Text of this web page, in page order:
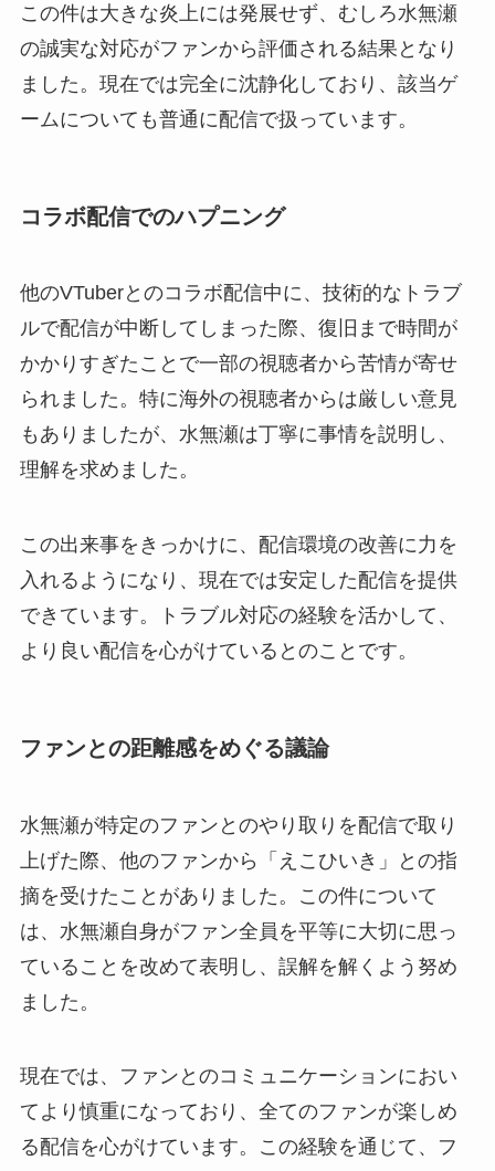
この件は大きな炎上には発展せず、むしろ水無瀬
の誠実な対応がファンから評価される結果となり
ました。現在では完全に沈静化しており、該当ゲ
ームについても普通に配信で扱っています。
コラボ配信でのハプニング
他のVTuberとのコラボ配信中に、技術的なトラブ
ルで配信が中断してしまった際、復旧まで時間が
かかりすぎたことで一部の視聴者から苦情が寄せ
られました。特に海外の視聴者からは厳しい意見
もありましたが、水無瀬は丁寧に事情を説明し、
理解を求めました。
この出来事をきっかけに、配信環境の改善に力を
入れるようになり、現在では安定した配信を提供
できています。トラブル対応の経験を活かして、
より良い配信を心がけているとのことです。
ファンとの距離感をめぐる議論
水無瀬が特定のファンとのやり取りを配信で取り
上げた際、他のファンから「えこひいき」との指
摘を受けたことがありました。この件について
は、水無瀬自身がファン全員を平等に大切に思っ
ていることを改めて表明し、誤解を解くよう努め
ました。
現在では、ファンとのコミュニケーションにおい
てより慎重になっており、全てのファンが楽しめ
る配信を心がけています。この経験を通じて、フ